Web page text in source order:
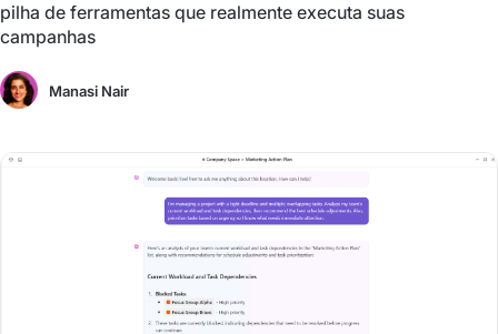
pilha de ferramentas que realmente executa suas
campanhas
Manasi Nair